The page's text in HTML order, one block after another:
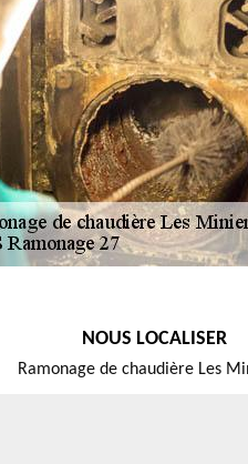
NOUS LOCALISER
Ramonage de chaudière Les